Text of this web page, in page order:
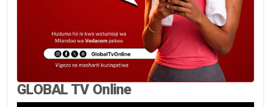
GLOBAL TV Online